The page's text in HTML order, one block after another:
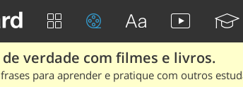
verdade com filmes e livros.
para aprender e pratique com outros